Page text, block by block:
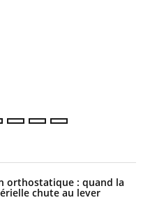
orthostatique : quand la
chute au lever